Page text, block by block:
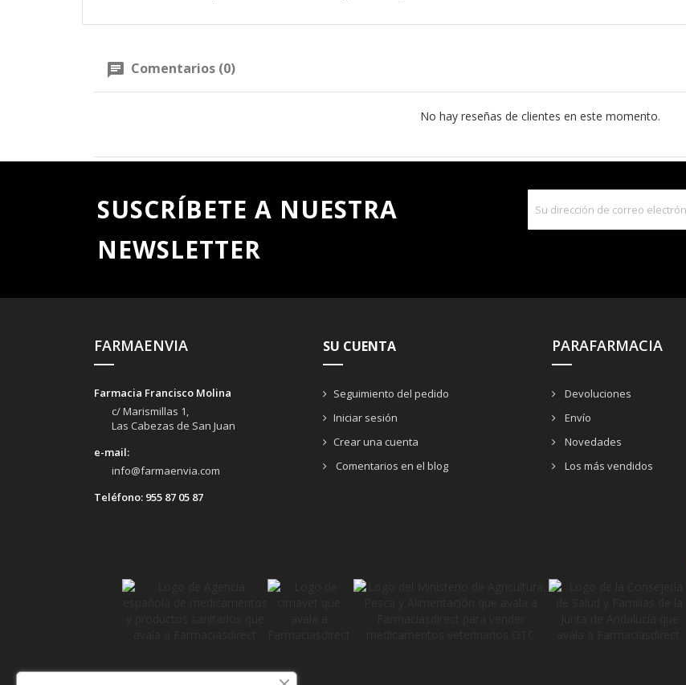
Comentarios (0)
No hay reseñas de clientes en este momento.
SUSCRÍBETE A NUESTRA
NEWSLETTER
FARMAENVIA
Farmacia Francisco Molina
c/ Marismillas 1,
Las Cabezas de San Juan
e-mail:
info@farmaenvia.com
Teléfono: 955 87 05 87
SU CUENTA
Seguimiento del pedido
Iniciar sesión
Crear una cuenta
Comentarios en el blog
PARAFARMACIA
Devoluciones
Envío
Novedades
Los más vendidos